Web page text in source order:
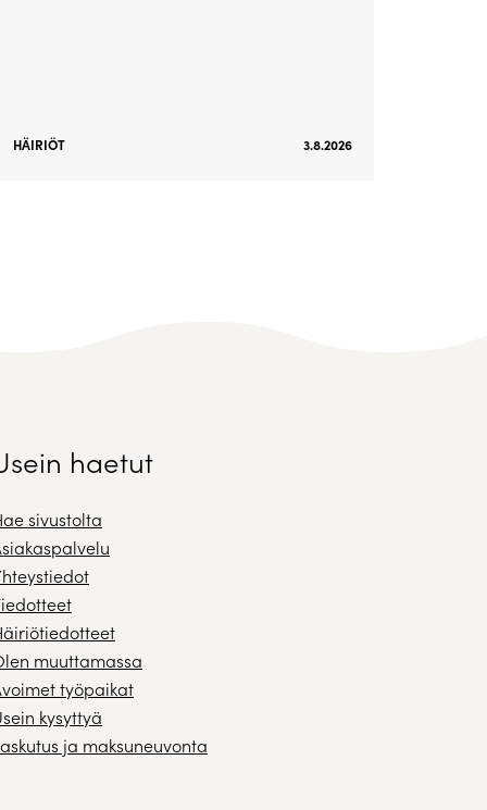
HÄIRIÖT 3.8.2026
haetut
sivustolta
muuttamassa
työpaikat
kysyttyä
ja maksuneuvonta